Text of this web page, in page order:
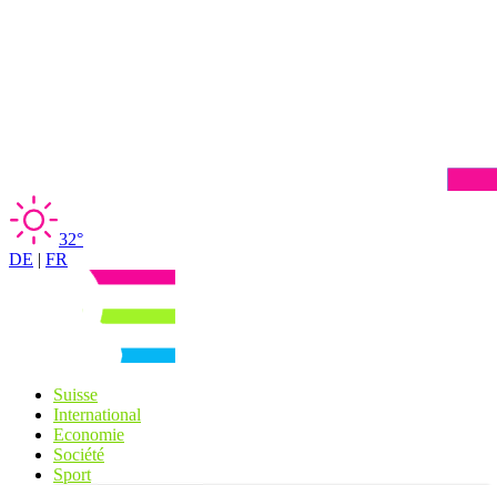
32°
DE | FR
Suisse
International
Economie
Société
Sport